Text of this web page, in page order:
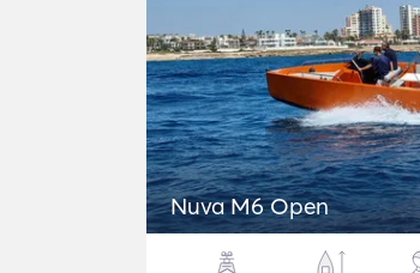
Nuva M6 Open